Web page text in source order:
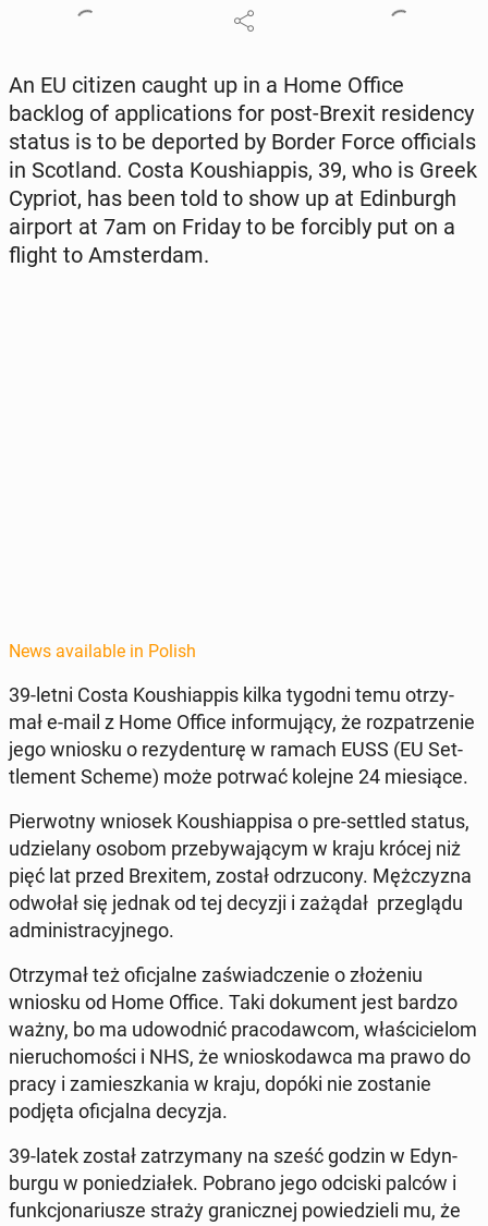
An EU citizen caught up in a Home Office
backlog of ap­pli­ca­tions for post-Brexit res­i­den­cy
status is to be de­port­ed by Border Force of­fi­cials
in Scot­land. Costa Koushi­ap­pis, 39, who is Greek
Cypriot, has been told to show up at Ed­in­burgh
airport at 7am on Friday to be forcibly put on a
flight to Am­s­ter­dam.
News available in Polish
39-letni Costa Koushi­ap­pis kilka tygodni temu otrzy­
mał e-mail z Home Office in­for­mu­ją­cy, że roz­pa­trze­nie
jego wniosku o rezy­den­turę w ramach EUSS (EU Set­
tle­ment Scheme) może potrwać kolejne 24 miesiące.
Pier­wot­ny wniosek Koushi­ap­pisa o pre-settled status,
udzielany osobom prze­by­wa­ją­cym w kraju krócej niż
pięć lat przed Brex­item, został odrzu­cony. Mężczyz­na
odwołał się jednak od tej decyzji i zażądał przeglą­du
ad­min­is­tra­cyjnego.
Otrzy­mał też ofic­jalne za­świad­cze­nie o złoże­niu
wniosku od Home Office. Taki doku­ment jest bardzo
ważny, bo ma udowod­nić pra­co­daw­com, właś­ci­cielom
nieru­chomoś­ci i NHS, że wniosko­daw­ca ma prawo do
pracy i za­mieszka­nia w kraju, dopóki nie zostanie
podjęta ofic­jal­na decyzja.
39-latek został za­trzy­many na sześć godzin w Edyn­
bur­gu w poniedzi­ałek. Pobrano jego odciski palców i
funkcjonar­iusze straży granicznej powiedzieli mu, że